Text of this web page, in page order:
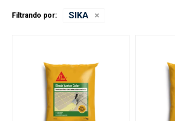
Filtrando por: SIKA
Grifería y canillas
Repuestos
Cisternas